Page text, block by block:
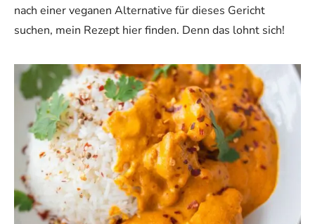
nach einer veganen Alternative für dieses Gericht
suchen, mein Rezept hier finden. Denn das lohnt sich!